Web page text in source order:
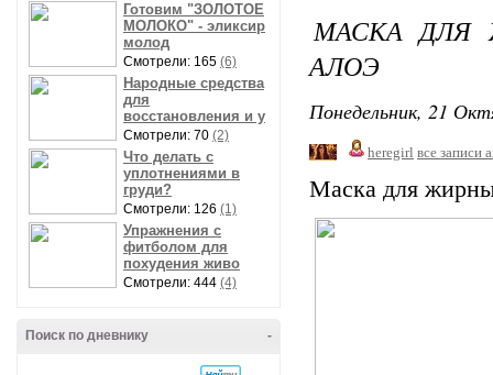
Готовим "ЗОЛОТОЕ
МОЛОКО" - эликсир
молод
Смотрели: 165 (6)
Народные средства
для
восстановления и у
Смотрели: 70 (2)
Что делать с
уплотнениями в
груди?
Смотрели: 126 (1)
Упражнения с
фитболом для
похудения живо
Смотрели: 444 (4)
-
Поиск по дневнику
МАСКА ДЛЯ
АЛОЭ
Понедельник, 21
heregirl все записи
Маска для